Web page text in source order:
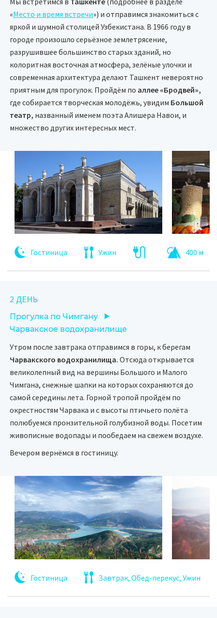
«Место и время встречи») и отправимся знакомиться с
яркой и шумной столицей Узбекистана. В 1966 году в
городе произошло серьёзное землетрясение,
разрушившее большинство старых зданий, но
колоритная восточная атмосфера, зелёные улочки и
современная архитектура делают Ташкент невероятно
приятным для прогулок. Пройдём по аллее «Бродвей»,
где собирается творческая молодёжь, увидим Большой
театр, названный именем поэта Алишера Навои, и
множество других интересных мест.
Гостиница Ужин 400 м
2 ДЕНЬ
Прогулка по Чимгану
Чарвакское водохранилище
Утром после завтрака отправимся в горы, к берегам
Чарвакского водохранилища. Отсюда открывается
великолепный вид на вершины Большого и Малого
Чимгана, снежные шапки на которых сохраняются до
самой середины лета. Горной тропой пройдём по
окрестностям Чарвака и с высоты птичьего полёта
полюбуемся пронзительной голубизной воды. Посетим
живописные водопады и пообедаем на свежем воздухе.
Вечером вернёмся в гостиницу.
Гостиница Завтрак, Обед-перекус, Ужин